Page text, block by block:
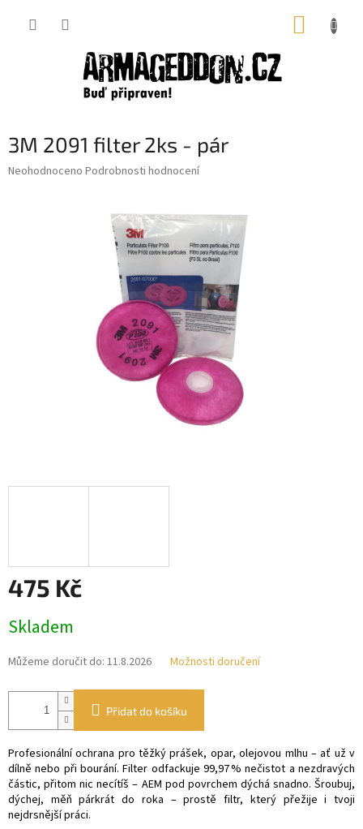
3M 2091 filter 2ks - pár
Průměrné
Neohodnoceno Podrobnosti hodnocení
475 Kč
cena:
Skladem
Můžeme doručit do: 11.8.2026 Možnosti doručení
Přidat do košíku
Profesionální ochrana pro těžký prášek, opar, olejovou mlhu – ať už v
dílně nebo při bourání. Filter odfackuje 99,97 % nečistot a nezdravých
částic, přitom nic necítíš – AEM pod povrchem dýchá snadno. Šroubuj,
dýchej, měň párkrát do roka – prostě filtr, který přežije i tvoji
nejdrsnější práci.